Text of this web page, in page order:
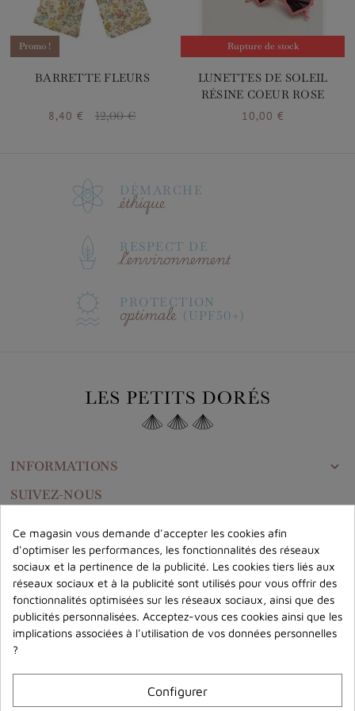
Promo !
BARRETTE FLEURS
Prix
8,40 € Prix de base
12,00 €
Rupture de stock
LUNETTES DE SOLEIL
RÉSINE COEUR ROSE
Prix
10,00 €
DÉMARCHE
éthique
RESPECT DE
l'environnement
PROTECTION
optimale (UPF50+)
INFORMATIONS

SUIVEZ-NOUS
CONTACTEZ-NOUS
NEWSLETTER
-10% sur votre première commande
Découvrez en avant première nos nouveautés et recevez des offres
exclusives en rejoignant le Club des Petits Dorés !
Ce magasin vous demande d'accepter les cookies afin
d'optimiser les performances, les fonctionnalités des réseaux
sociaux et la pertinence de la publicité. Les cookies tiers liés aux
réseaux sociaux et à la publicité sont utilisés pour vous offrir des
fonctionnalités optimisées sur les réseaux sociaux, ainsi que des
publicités personnalisées. Acceptez-vous ces cookies ainsi que les
implications associées à l'utilisation de vos données personnelles
?
Configurer